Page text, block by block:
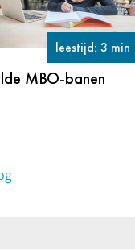
leestijd: 3 min
MBO-banen